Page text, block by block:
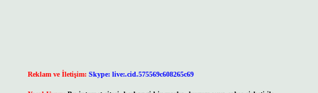
Reklam ve İletişim: Skype: live:.cid.575569c608265c69